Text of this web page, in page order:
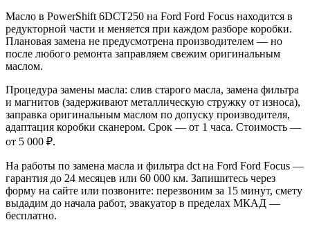
Масло в PowerShift 6DCT250 на Ford Ford Focus находится в
редукторной части и меняется при каждом разборе коробки.
Плановая замена не предусмотрена производителем — но
после любого ремонта заправляем свежим оригинальным
маслом.
Процедура замены масла: слив старого масла, замена фильтра
и магнитов (задерживают металлическую стружку от износа),
заправка оригинальным маслом по допуску производителя,
адаптация коробки сканером. Срок — от 1 часа. Стоимость —
от 5 000 ₽.
На работы по замена масла и фильтра dct на Ford Ford Focus —
гарантия до 24 месяцев или 60 000 км. Запишитесь через
форму на сайте или позвоните: перезвоним за 15 минут, смету
выдадим до начала работ, эвакуатор в пределах МКАД —
бесплатно.